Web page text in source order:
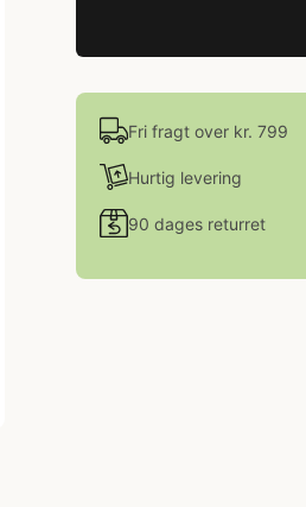
Fri fragt over kr. 799
Hurtig levering
90 dages returret